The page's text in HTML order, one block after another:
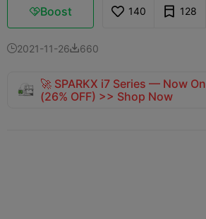
Boost 140 128
2021-11-26660
🚀 SPARKX i7 Series — Now
(26% OFF) >> Shop Now